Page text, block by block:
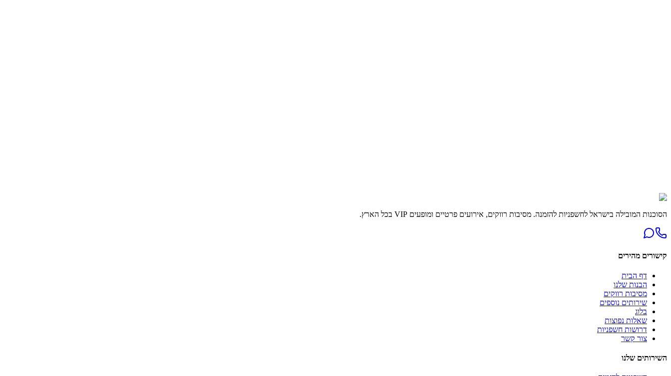
הסוכנות המובילה בישראל לחשפניות להזמנה. מסיבות רווקים, אירועים פרטיים ומופעים VIP בכל הארץ.
קישורים מהירים
דף הבית
הבנות שלנו
מסיבות רווקים
שירותים נוספים
בלוג
שאלות נפוצות
דרושות חשפניות
צור קשר
השירותים שלנו